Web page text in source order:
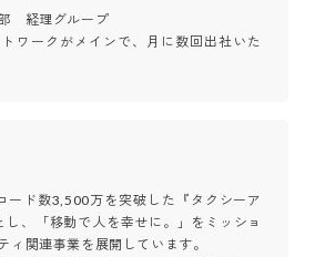
　経理グループ
ワークがメインで、月に数回出社いた
ード数3,500万を突破した『タクシーア
し、「移動で人を幸せに。」をミッショ
ィ関連事業を展開しています。